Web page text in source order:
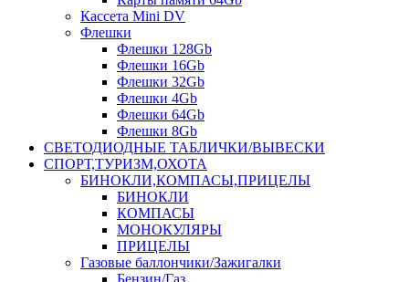
Кассета Mini DV
Флешки
Флешки 128Gb
Флешки 16Gb
Флешки 32Gb
Флешки 4Gb
Флешки 64Gb
Флешки 8Gb
СВЕТОДИОДНЫЕ ТАБЛИЧКИ/ВЫВЕСКИ
СПОРТ,ТУРИЗМ,ОХОТА
БИНОКЛИ,КОМПАСЫ,ПРИЦЕЛЫ
БИНОКЛИ
КОМПАСЫ
МОНОКУЛЯРЫ
ПРИЦЕЛЫ
Газовые баллончики/Зажигалки
Бензин/Газ